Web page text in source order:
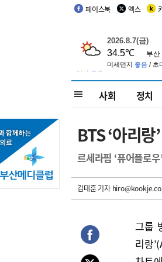
페이스북 엑스
사회 정치
BTS ‘아리
르세라핌 ‘퓨어플로우
김태훈 기자
그룹
리랑